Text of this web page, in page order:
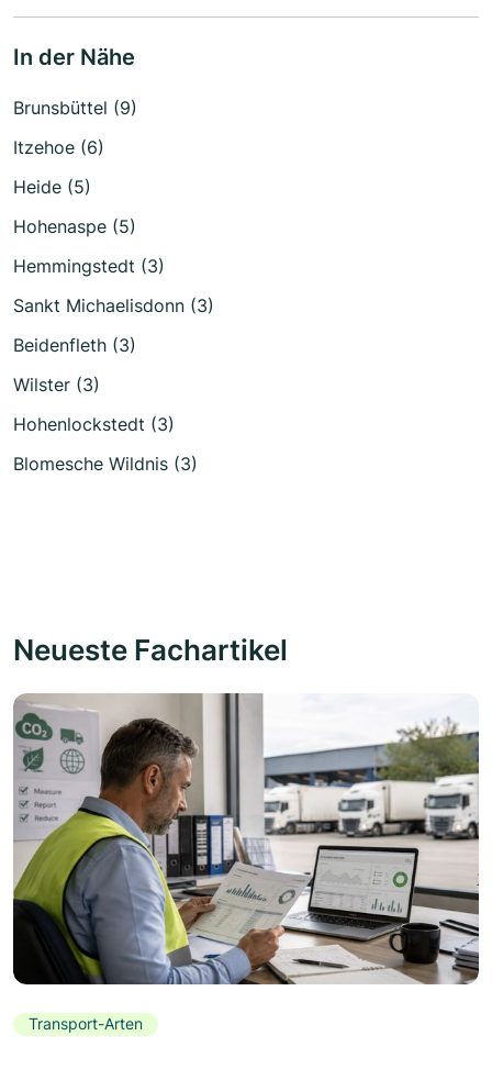
In der Nähe
Brunsbüttel (9)
Itzehoe (6)
Heide (5)
Hohenaspe (5)
Hemmingstedt (3)
Sankt Michaelisdonn (3)
Beidenfleth (3)
Wilster (3)
Hohenlockstedt (3)
Blomesche Wildnis (3)
Neueste Fachartikel
Transport-Arten